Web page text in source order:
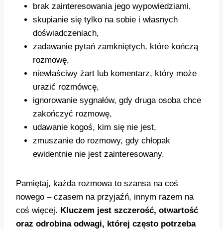
brak zainteresowania jego wypowiedziami,
skupianie się tylko na sobie i własnych
doświadczeniach,
zadawanie pytań zamkniętych, które kończą
rozmowę,
niewłaściwy żart lub komentarz, który może
urazić rozmówcę,
ignorowanie sygnałów, gdy druga osoba chce
zakończyć rozmowę,
udawanie kogoś, kim się nie jest,
zmuszanie do rozmowy, gdy chłopak
ewidentnie nie jest zainteresowany.
Pamiętaj, każda rozmowa to szansa na coś
nowego – czasem na przyjaźń, innym razem na
coś więcej. Kluczem jest szczerość, otwartość
oraz odrobina odwagi, której często potrzeba